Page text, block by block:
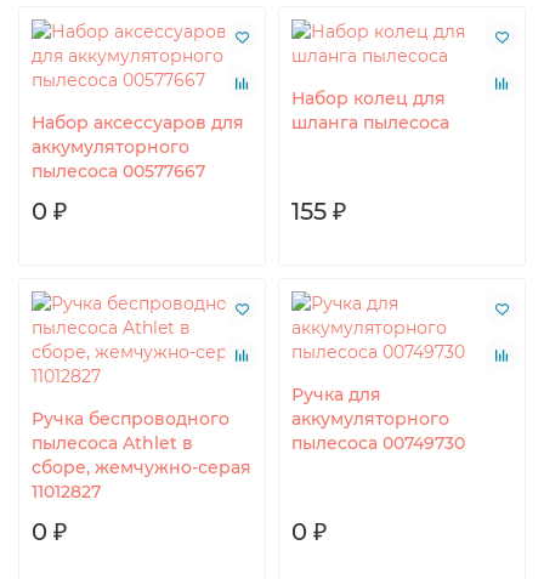
Набор аксессуаров для
аккумуляторного
пылесоса 00577667
0 ₽
Набор колец для
шланга пылесоса
155 ₽
Ручка беспроводного
пылесоса Athlet в
сборе, жемчужно-серая
11012827
0 ₽
Ручка для
аккумуляторного
пылесоса 00749730
0 ₽